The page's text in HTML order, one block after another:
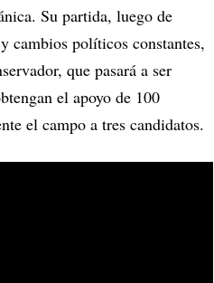
Su partida, luego de
cambios políticos constantes,
que pasará a ser
el apoyo de 100
el campo a tres candidatos.